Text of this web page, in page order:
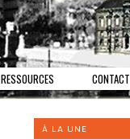
RESSOURCES CONTACT
À LA UNE